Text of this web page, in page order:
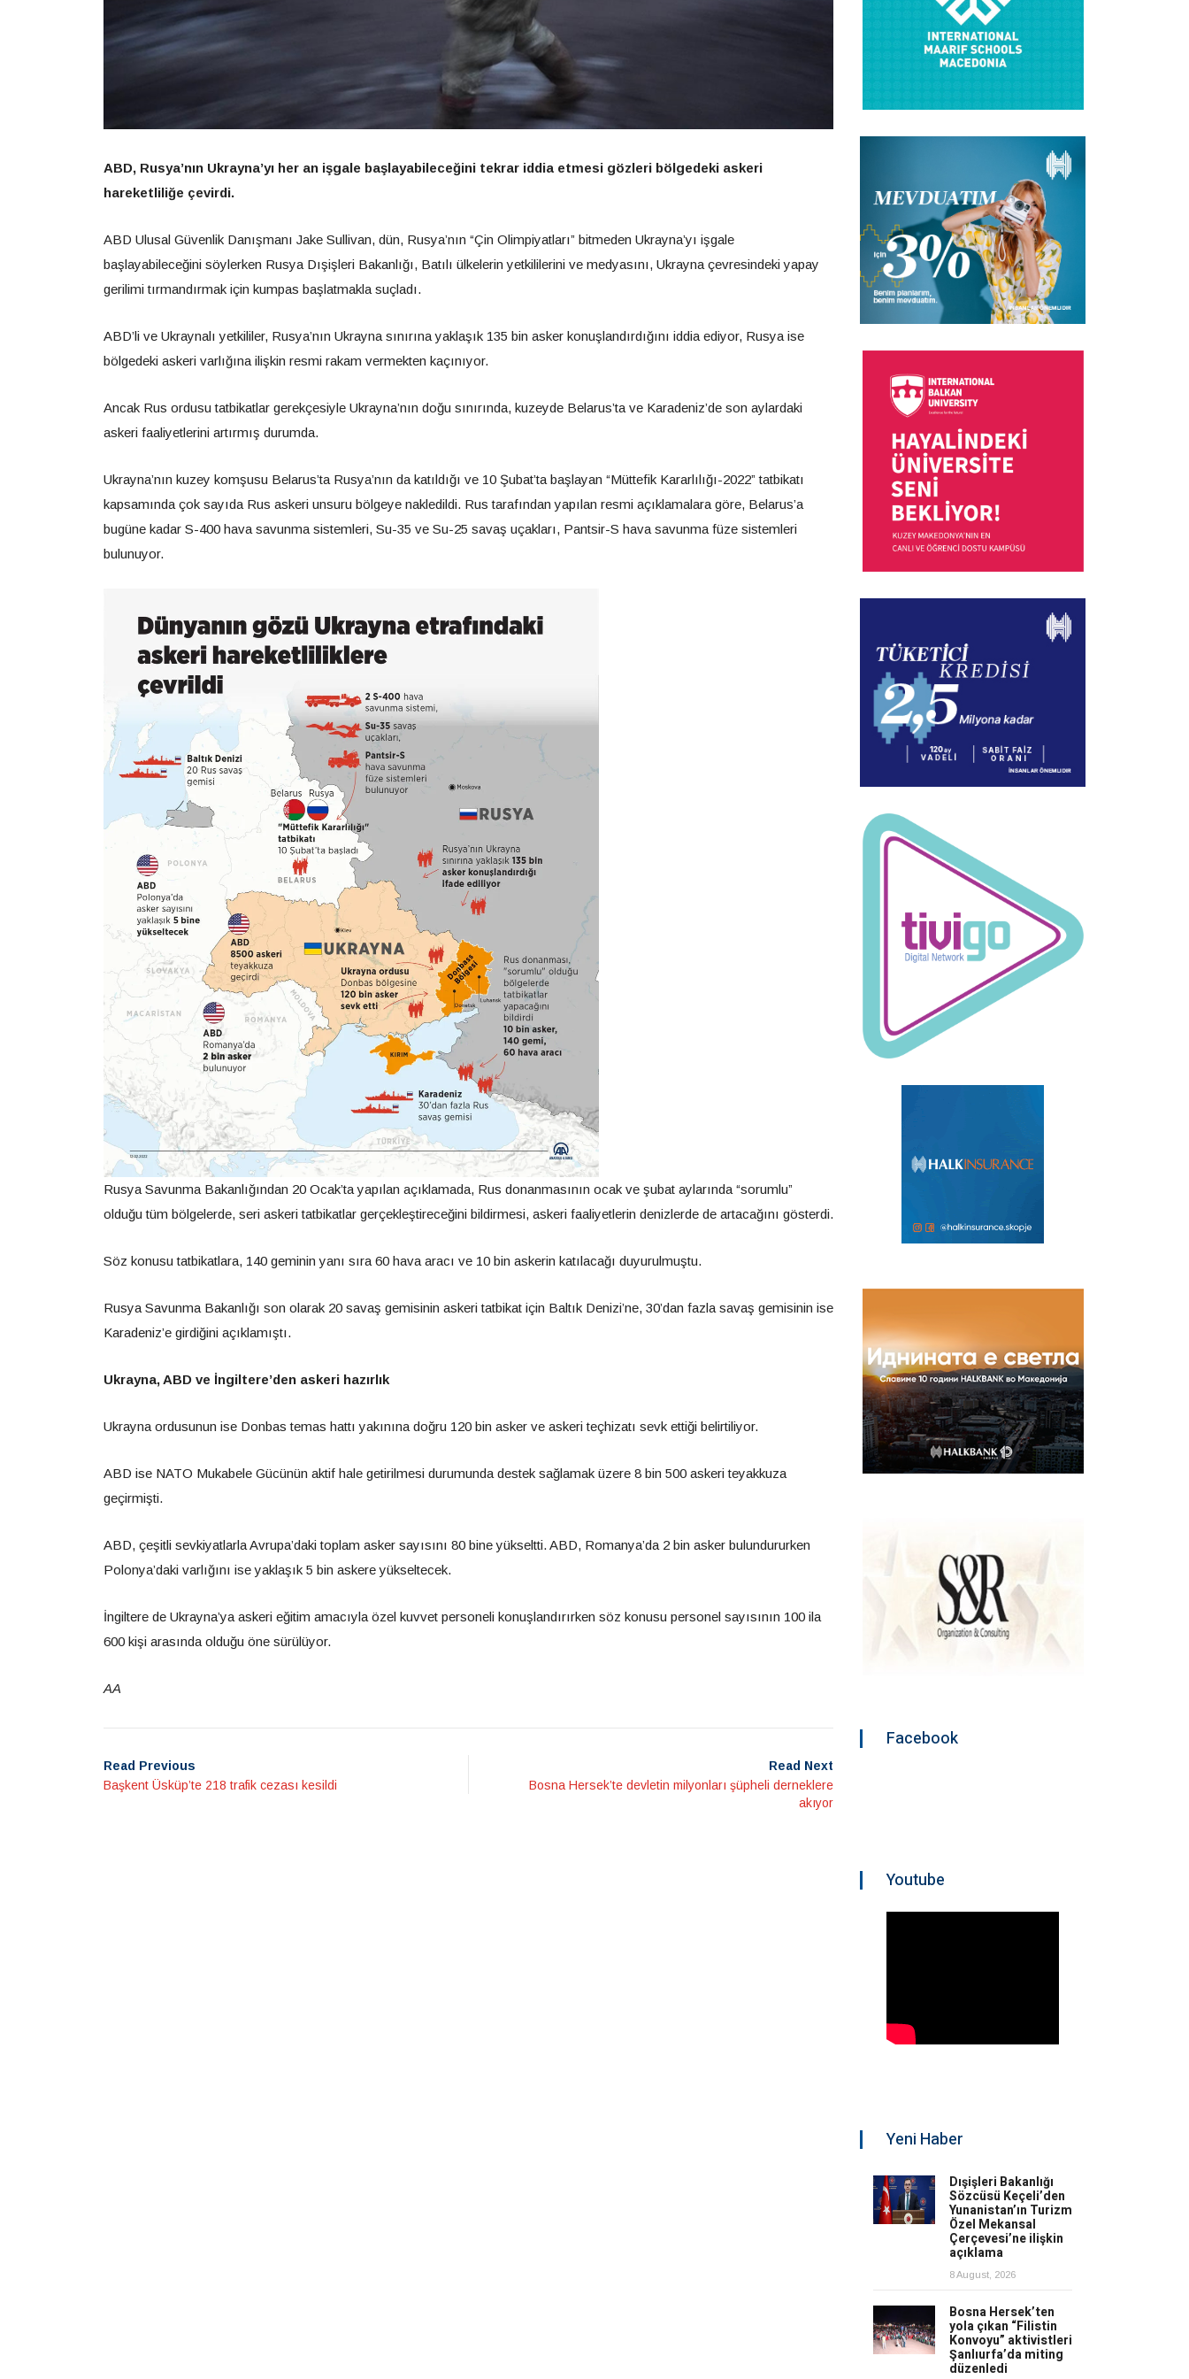
ABD, Rusya’nın Ukrayna’yı her an işgale başlayabileceğini tekrar iddia etmesi gözleri bölgedeki askeri
hareketliliğe çevirdi.
ABD Ulusal Güvenlik Danışmanı Jake Sullivan, dün, Rusya’nın “Çin Olimpiyatları” bitmeden Ukrayna’yı işgale
başlayabileceğini söylerken Rusya Dışişleri Bakanlığı, Batılı ülkelerin yetkililerini ve medyasını, Ukrayna çevresindeki yapay
gerilimi tırmandırmak için kumpas başlatmakla suçladı.
ABD’li ve Ukraynalı yetkililer, Rusya’nın Ukrayna sınırına yaklaşık 135 bin asker konuşlandırdığını iddia ediyor, Rusya ise
bölgedeki askeri varlığına ilişkin resmi rakam vermekten kaçınıyor.
Ancak Rus ordusu tatbikatlar gerekçesiyle Ukrayna’nın doğu sınırında, kuzeyde Belarus’ta ve Karadeniz’de son aylardaki
askeri faaliyetlerini artırmış durumda.
Ukrayna’nın kuzey komşusu Belarus’ta Rusya’nın da katıldığı ve 10 Şubat’ta başlayan “Müttefik Kararlılığı-2022” tatbikatı
kapsamında çok sayıda Rus askeri unsuru bölgeye nakledildi. Rus tarafından yapılan resmi açıklamalara göre, Belarus’a
bugüne kadar S-400 hava savunma sistemleri, Su-35 ve Su-25 savaş uçakları, Pantsir-S hava savunma füze sistemleri
bulunuyor.
Rusya Savunma Bakanlığından 20 Ocak’ta yapılan açıklamada, Rus donanmasının ocak ve şubat aylarında “sorumlu”
olduğu tüm bölgelerde, seri askeri tatbikatlar gerçekleştireceğini bildirmesi, askeri faaliyetlerin denizlerde de artacağını gösterdi.
Söz konusu tatbikatlara, 140 geminin yanı sıra 60 hava aracı ve 10 bin askerin katılacağı duyurulmuştu.
Rusya Savunma Bakanlığı son olarak 20 savaş gemisinin askeri tatbikat için Baltık Denizi’ne, 30’dan fazla savaş gemisinin ise
Karadeniz’e girdiğini açıklamıştı.
Ukrayna, ABD ve İngiltere’den askeri hazırlık
Ukrayna ordusunun ise Donbas temas hattı yakınına doğru 120 bin asker ve askeri teçhizatı sevk ettiği belirtiliyor.
ABD ise NATO Mukabele Gücünün aktif hale getirilmesi durumunda destek sağlamak üzere 8 bin 500 askeri teyakkuza
geçirmişti.
ABD, çeşitli sevkiyatlarla Avrupa’daki toplam asker sayısını 80 bine yükseltti. ABD, Romanya’da 2 bin asker bulundururken
Polonya’daki varlığını ise yaklaşık 5 bin askere yükseltecek.
İngiltere de Ukrayna’ya askeri eğitim amacıyla özel kuvvet personeli konuşlandırırken söz konusu personel sayısının 100 ila
600 kişi arasında olduğu öne sürülüyor.
AA
Read Previous
Başkent Üsküp’te 218 trafik cezası kesildi
Read Next
Bosna Hersek’te devletin milyonları şüpheli derneklere
akıyor
Facebook
Youtube
Yeni Haber
Dışişleri Bakanlığı
Sözcüsü Keçeli’den
Yunanistan’ın Turizm
Özel Mekansal
Çerçevesi’ne ilişkin
açıklama
8 August, 2026
Bosna Hersek’ten
yola çıkan “Filistin
Konvoyu” aktivistleri
Şanlıurfa’da miting
düzenledi